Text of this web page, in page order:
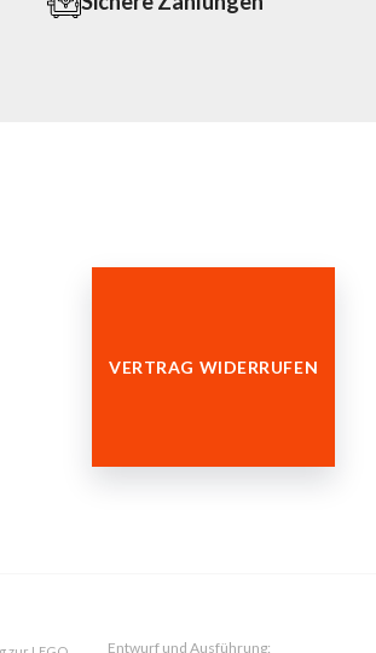
VERTRAG WIDERRUFEN
Entwurf und Ausführung: